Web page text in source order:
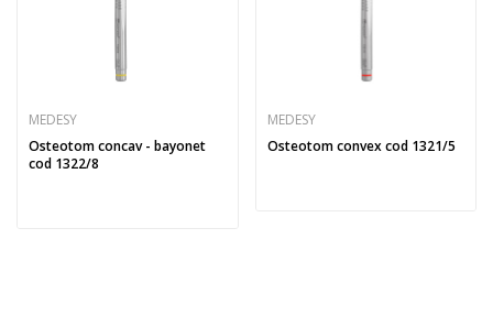
MEDESY
Osteotom concav - bayonet
cod 1322/8
MEDESY
Osteotom convex cod 1321/5